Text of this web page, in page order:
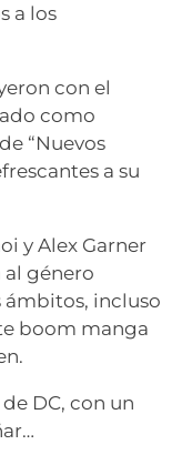
a los
con el
como
“Nuevos
a su
y Alex Garner
al género
incluso
boom manga
DC, con un